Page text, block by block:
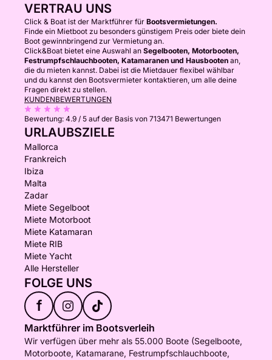
VERTRAU UNS
Click & Boat ist der Marktführer für Bootsvermietungen.
Finde ein Mietboot zu besonders günstigem Preis oder biete dein
Boot gewinnbringend zur Vermietung an.
Click&Boat bietet eine Auswahl an Segelbooten, Motorbooten,
Festrumpfschlauchbooten, Katamaranen und Hausbooten an,
die du mieten kannst. Dabei ist die Mietdauer flexibel wählbar
und du kannst den Bootsvermieter kontaktieren, um alle deine
Fragen direkt zu stellen.
KUNDENBEWERTUNGEN
Bewertung: 4.9 / 5 auf der Basis von 713471 Bewertungen
URLAUBSZIELE
Mallorca
Frankreich
Ibiza
Malta
Zadar
Miete Segelboot
Miete Motorboot
Miete Katamaran
Miete RIB
Miete Yacht
Alle Hersteller
FOLGE UNS
f
Marktführer im Bootsverleih
Wir verfügen über mehr als 55.000 Boote (Segelboote,
Motorboote, Katamarane, Festrumpfschlauchboote,